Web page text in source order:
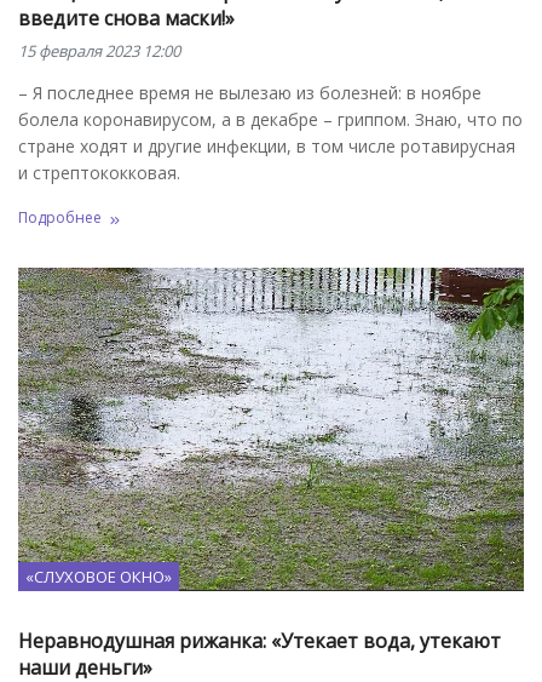
введите снова маски!»
15 февраля 2023 12:00
– Я последнее время не вылезаю из болезней: в ноябре
болела коронавирусом, а в декабре – гриппом. Знаю, что по
стране ходят и другие инфекции, в том числе ротавирусная
и стрептококковая.
Подробнее
«СЛУХОВОЕ ОКНО»
Неравнодушная рижанка: «Утекает вода, утекают
наши деньги»